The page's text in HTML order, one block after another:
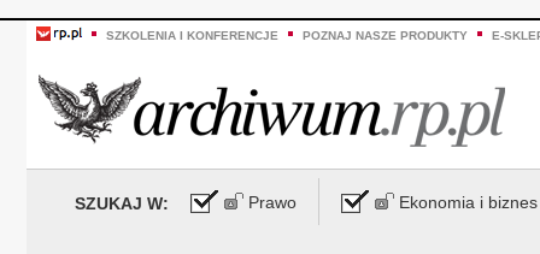
SZKOLENIA I KONFERENCJE POZNAJ NASZE PRODUKTY E-
SZUKAJ W: Prawo Ekonomia i biznes